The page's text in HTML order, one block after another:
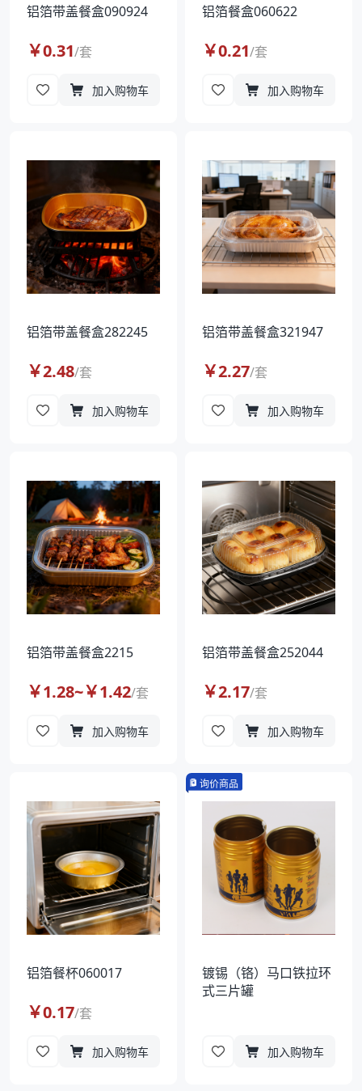
铝箔带盖餐盒090924
￥0.31/套
加入购物车
铝箔餐盒060622
￥0.21/套
加入购物车
铝箔带盖餐盒282245
￥2.48/套
加入购物车
铝箔带盖餐盒321947
￥2.27/套
加入购物车
铝箔带盖餐盒2215
￥1.28~￥1.42/套
加入购物车
铝箔带盖餐盒252044
￥2.17/套
加入购物车
铝箔餐杯060017
￥0.17/套
加入购物车
询价商品
镀锡（铬）马口铁拉环
式三片罐
加入购物车